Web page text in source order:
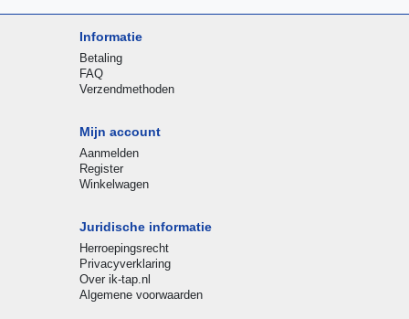
Informatie
Betaling
FAQ
Verzendmethoden
Mijn account
Aanmelden
Register
Winkelwagen
Juridische informatie
Herroepingsrecht
Privacyverklaring
Over ik-tap.nl
Algemene voorwaarden